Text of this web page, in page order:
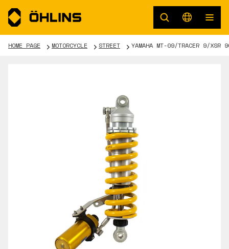
HOME PAGE MOTORCYCLE STREET YAMAHA MT-09/TRACER 9/XSR